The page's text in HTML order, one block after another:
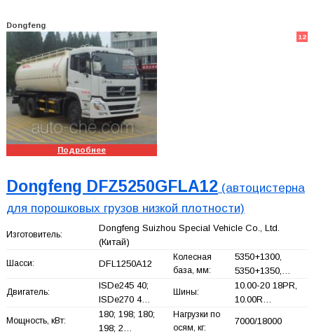
Dongfeng
12
Подробнее
Dongfeng DFZ5250GFLA12 (автоцистерна
для порошковых грузов низкой плотности)
Изготовитель:
Dongfeng Suizhou Special Vehicle Co., Ltd.
(Китай)
Шасси: DFL1250A12
Колесная
база, мм:
5350+1300,
5350+1350,…
Двигатель:
ISDe245 40;
ISDe270 4…
Шины:
10.00-20 18PR,
10.00R…
Мощность, кВт:
180; 198; 180;
198; 2…
Нагрузки по
осям, кг:
7000/18000